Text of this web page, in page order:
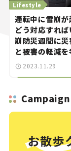
Lifestyle
運転中に雪崩が
どう対応すれば
崩防災週間に
と被害の軽減を
2023.11.29
Campaign